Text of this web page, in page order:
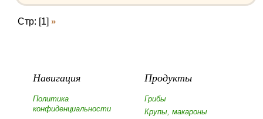
Стр: [1] »
Навигация
Политика
конфиденциальности
Продукты
Грибы
Крупы, макароны